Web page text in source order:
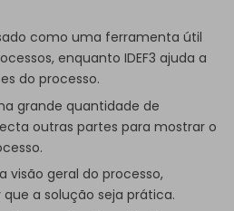
como uma ferramenta útil
enquanto IDEF3 ajuda a
do processo.
grande quantidade de
outras partes para mostrar o
visão geral do processo,
a solução seja prática.